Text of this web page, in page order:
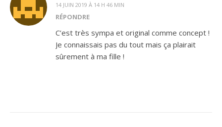
14 JUIN 2019 À 14 H 46 MIN
RÉPONDRE
C’est très sympa et original comme concept !
Je connaissais pas du tout mais ça plairait
sûrement à ma fille !